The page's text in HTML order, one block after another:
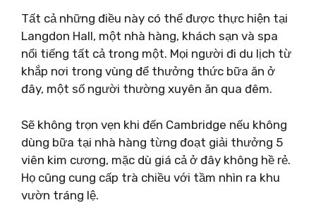
Tất cả những điều này có thể được thực hiện tại
Langdon Hall, một nhà hàng, khách sạn và spa
nổi tiếng tất cả trong một. Mọi người đi du lịch từ
khắp nơi trong vùng để thưởng thức bữa ăn ở
đây, một số người thường xuyên ăn qua đêm.
Sẽ không trọn vẹn khi đến Cambridge nếu không
dùng bữa tại nhà hàng từng đoạt giải thưởng 5
viên kim cương, mặc dù giá cả ở đây không hề rẻ.
Họ cũng cung cấp trà chiều với tầm nhìn ra khu
vườn tráng lệ.